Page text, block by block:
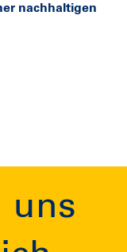
nachhaltigen
uns